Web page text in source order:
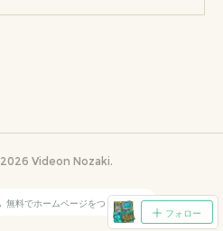
フォロー
2026 Videon Nozaki.
AmebaOwnd
無料でホームページをつくろう